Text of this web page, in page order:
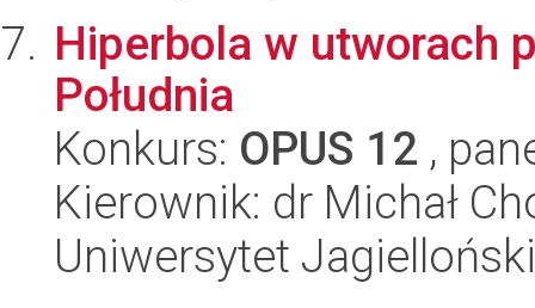
Hiperbola w utworach
Południa
Konkurs: OPUS 12 ,
Kierownik: dr Michał
Uniwersytet